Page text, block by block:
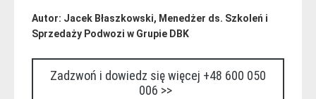
Autor: Jacek Błaszkowski, Menedżer ds. Szkoleń i
Sprzedaży Podwozi w Grupie DBK
Zadzwoń i dowiedz się więcej +48 600 050
006 >>